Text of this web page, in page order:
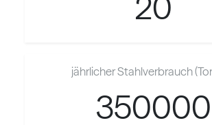
jährlicher Stahlverbrauch
350000